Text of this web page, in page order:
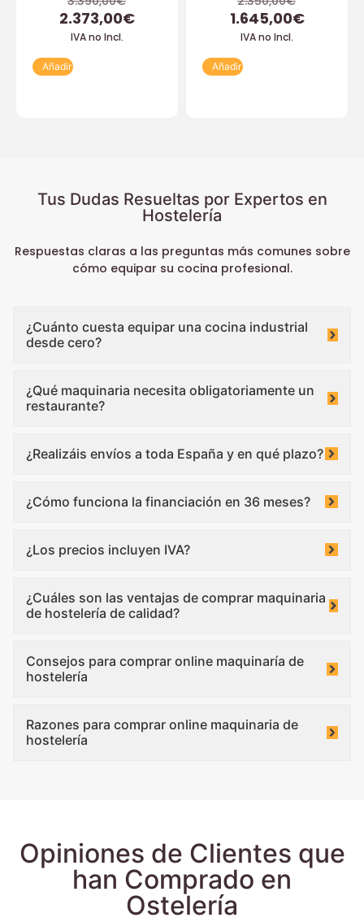
2.373,00€
IVA no Incl.
Añadir
1.645,00€
IVA no Incl.
Añadir
Tus Dudas Resueltas por Expertos en
Hostelería
Respuestas claras a las preguntas más comunes sobre
cómo equipar su cocina profesional.
¿Cuánto cuesta equipar una cocina industrial
desde cero?
¿Qué maquinaria necesita obligatoriamente un
restaurante?
¿Realizáis envíos a toda España y en qué plazo?
¿Cómo funciona la financiación en 36 meses?
¿Los precios incluyen IVA?
¿Cuáles son las ventajas de comprar maquinaria
de hostelería de calidad?
Consejos para comprar online maquinaría de
hostelería
Razones para comprar online maquinaria de
hostelería
Opiniones de Clientes que
han Comprado en
Ostelería